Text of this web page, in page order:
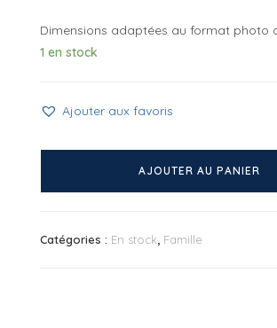
Dimensions adaptées au format photo
1 en stock
Ajouter aux favoris
Porte
d’identité
AJOUTER AU PANIER
Catégories : En stock Famille